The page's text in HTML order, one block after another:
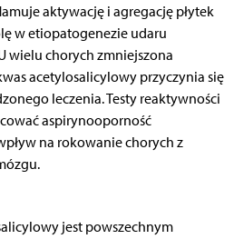
aktywację i agregację płytek
w etiopatogenezie udaru
wielu chorych zmniejszona
acetylosalicylowy przyczynia się
leczenia. Testy reaktywności
aspirynooporność
na rokowanie chorych z
jest powszechnym